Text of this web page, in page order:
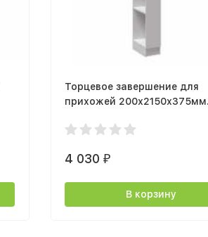
Торцевое завершение для
прихожей 200х2150х375мм
4 030 ₽
В корзину